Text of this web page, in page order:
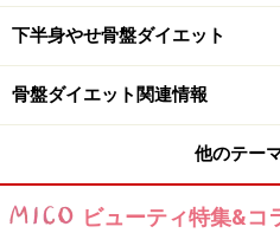
に脚を組んでしまうという
いて骨盤がゆがんでいるかも
3.足踏みが終わったら、目
置がずれているか確認しま
人は、ゆがんでいる方へずれ
下半身やせ骨盤ダイエット
骨盤ダイエット関連情報
他のテー
ビューティ特集&コ